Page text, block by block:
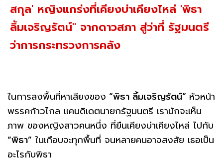
สกุล' หญิงแกร่งที่เคียงบ่าเคียงไหล่ 'พิธา
ลิ้มเจริญรัตน์" จากดาวสภา สู่ว่าที่ รัฐมนตรี
ว่าการกระทรวงการคลัง
ในการลงพื้นที่หาเสียงของ “พิธา ลิ้มเจริญรัตน์” หัวหน้า
พรรคก้าวไกล แคนดิเดตนายกรัฐมนตรี เรามักจะเห็น
ภาพ ของหญิงสาวคนหนึ่ง ที่ยืนเคียงบ่าเคียงไหล่ ไปกับ
“พิธา” ในเกือบจะทุกพื้นที่ จนหลายคนอาจสงสัย เธอเป็น
อะไรกับพิธา